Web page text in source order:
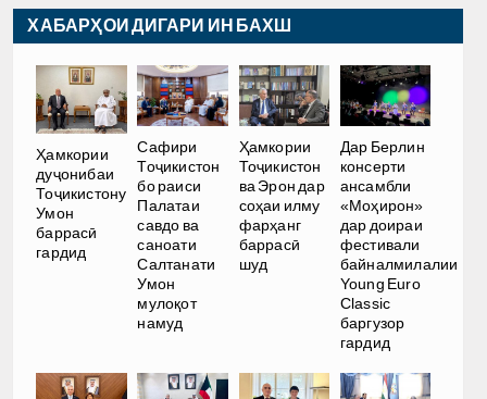
ХАБАРҲОИ ДИГАРИ ИН БАХШ
Ҳамкории
дуҷонибаи
Тоҷикистону
Умон
баррасӣ
гардид
Сафири
Тоҷикистон
бо раиси
Палатаи
савдо ва
саноати
Салтанати
Умон
мулоқот
намуд
Ҳамкории
Тоҷикистон
ва Эрон дар
соҳаи илму
фарҳанг
баррасӣ
шуд
Дар Берлин
консерти
ансамбли
«Моҳирон»
дар доираи
фестивали
байналмилалии
Young Euro
Classic
баргузор
гардид